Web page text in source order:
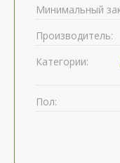
Минимальный
Производитель:
Категории:
Пол: